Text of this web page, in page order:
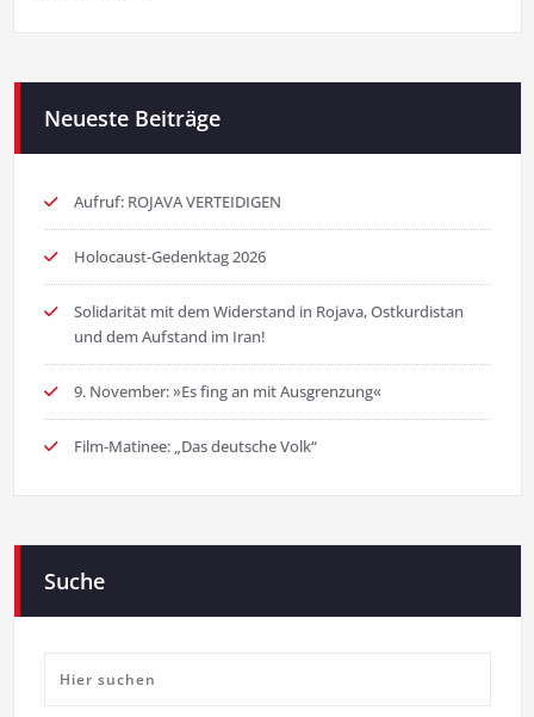
Neueste Beiträge
Aufruf: ROJAVA VERTEIDIGEN
Holocaust-Gedenktag 2026
Solidarität mit dem Widerstand in Rojava, Ostkurdistan
und dem Aufstand im Iran!
9. November: »Es fing an mit Ausgrenzung«
Film-Matinee: „Das deutsche Volk“
Suche